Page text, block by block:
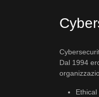
Dal 1994
Ethical